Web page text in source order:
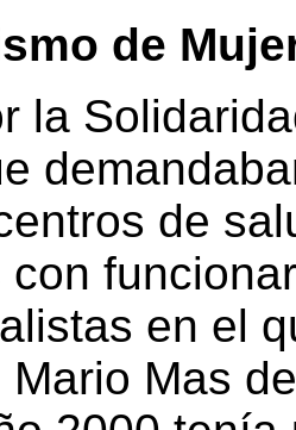
de
la
de
en el
Mas